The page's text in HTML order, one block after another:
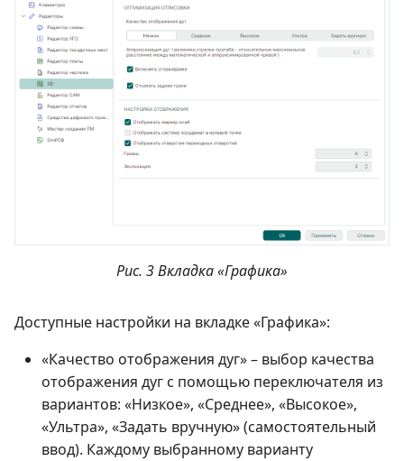
Рис. 3 Вкладка «Графика»
Доступные настройки на вкладке «Графика»:
«Качество отображения дуг» – выбор качества
отображения дуг с помощью переключателя из
вариантов: «Низкое», «Среднее», «Высокое»,
«Ультра», «Задать вручную» (самостоятельный
ввод). Каждому выбранному варианту